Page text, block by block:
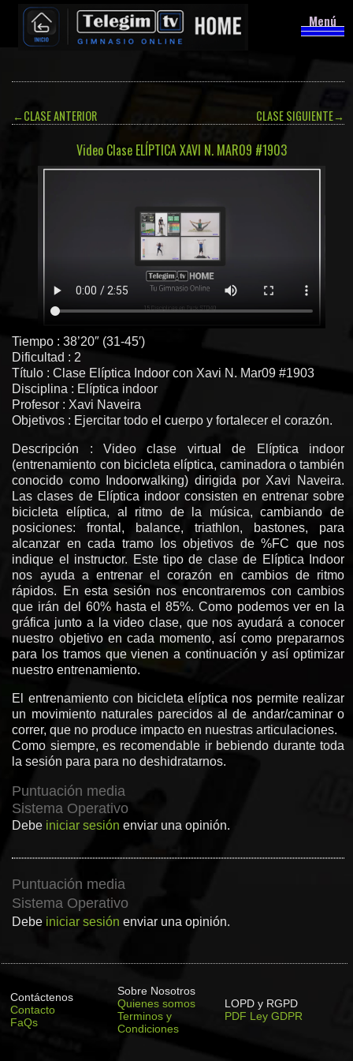
Menú
←CLASE ANTERIOR CLASE SIGUIENTE→
Video Clase ELÍPTICA XAVI N. MAR09 #1903
Tiempo : 38’20″ (31-45′)
Dificultad : 2
Título : Clase Elíptica Indoor con Xavi N. Mar09 #1903
Disciplina : Elíptica indoor
Profesor : Xavi Naveira
Objetivos : Ejercitar todo el cuerpo y fortalecer el corazón.
Descripción : Video clase virtual de Elíptica indoor
(entrenamiento con bicicleta elíptica, caminadora o también
conocido como Indoorwalking) dirigida por Xavi Naveira.
Las clases de Elíptica indoor consisten en entrenar sobre
bicicleta elíptica, al ritmo de la música, cambiando de
posiciones: frontal, balance, triathlon, bastones, para
alcanzar en cada tramo los objetivos de %FC que nos
indique el instructor. Este tipo de clase de Elíptica Indoor
nos ayuda a entrenar el corazón en cambios de ritmo
rápidos. En esta sesión nos encontraremos con cambios
que irán del 60% hasta el 85%. Como podemos ver en la
gráfica junto a la video clase, que nos ayudará a conocer
nuestro objetivo en cada momento, así como prepararnos
para los tramos que vienen a continuación y así optimizar
nuestro entrenamiento.
El entrenamiento con bicicleta elíptica nos permite realizar
un movimiento naturales parecidos al de andar/caminar o
correr, que no produce impacto en nuestras articulaciones.
Como siempre, es recomendable ir bebiendo durante toda
la sesión para para no deshidratarnos.
Puntuación media
Sistema Operativo
Debe iniciar sesión enviar una opinión.
Puntuación media
Sistema Operativo
Debe iniciar sesión enviar una opinión.
Contáctenos
Contacto
FaQs
Sobre Nosotros
Quienes somos
Terminos y
Condiciones
LOPD y RGPD
PDF Ley GDPR